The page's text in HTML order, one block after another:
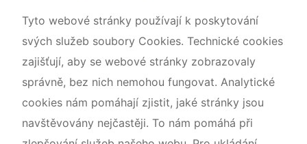
Tyto webové stránky používají k poskytování
svých služeb soubory Cookies. Technické cookies
zajišťují, aby se webové stránky zobrazovaly
správně, bez nich nemohou fungovat. Analytické
cookies nám pomáhají zjistit, jaké stránky jsou
navštěvovány nejčastěji. To nám pomáhá při